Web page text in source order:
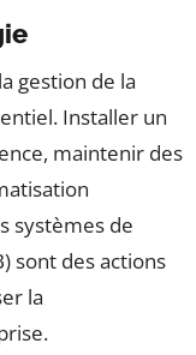
gestion de la
Installer un
maintenir des
systèmes de
sont des actions
la